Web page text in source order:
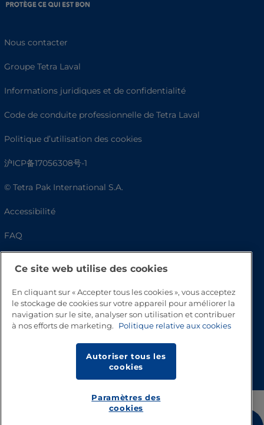
Nous contacter
Groupe Tetra Laval
Informations juridiques et de confidentialité
Code de conduite professionnelle de Tetra Laval
Politique d’utilisation des cookies
沪ICP备17056308号-1
© Tetra Pak International S.A.
Accessibilité
FAQ
Ce site web utilise des cookies
En cliquant sur « Accepter tous les cookies », vous acceptez
le stockage de cookies sur votre appareil pour améliorer la
navigation sur le site, analyser son utilisation et contribuer
à nos efforts de marketing.
Politique relative aux cookies
Autoriser tous les
cookies
Paramètres des
cookies